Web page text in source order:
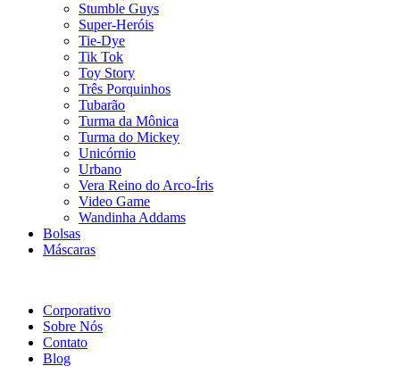
Stumble Guys
Super-Heróis
Tie-Dye
Tik Tok
Toy Story
Três Porquinhos
Tubarão
Turma da Mônica
Turma do Mickey
Unicórnio
Urbano
Vera Reino do Arco-Íris
Video Game
Wandinha Addams
Bolsas
Máscaras
Corporativo
Sobre Nós
Contato
Blog